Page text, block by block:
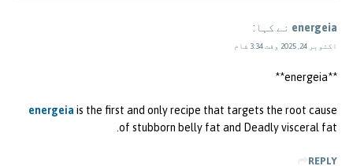
energeia نے کہا:
اکتوبر 24, 2025 وقت 3:34 شام
** energeia**
energeia is the first and only recipe that targets the root cause
of stubborn belly fat and Deadly visceral fat.
REPLY